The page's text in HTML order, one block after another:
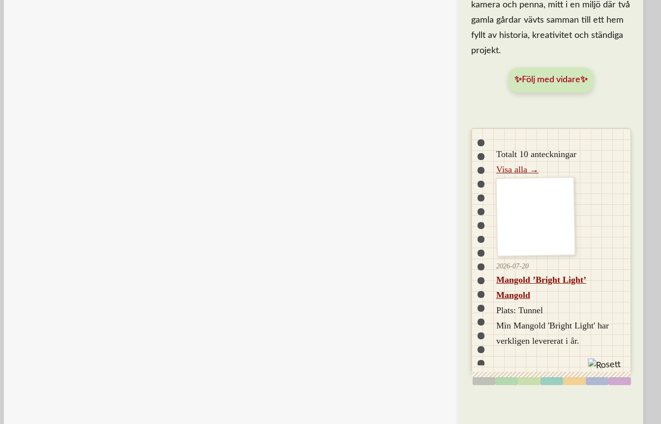
kamera och penna, mitt i en miljö där två
gamla gårdar vävts samman till ett hem
fyllt av historia, kreativitet och ständiga
projekt.
✨Följ med vidare✨
Totalt 10 anteckningar
Visa alla →
2026-07-20
Mangold ’Bright Light’
Mangold
Plats: Tunnel
Min Mangold 'Bright Light' har
verkligen levererat i år.